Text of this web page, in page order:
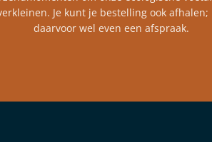
Je kunt je bestelling ook afhalen;
daarvoor wel even een afspraak.